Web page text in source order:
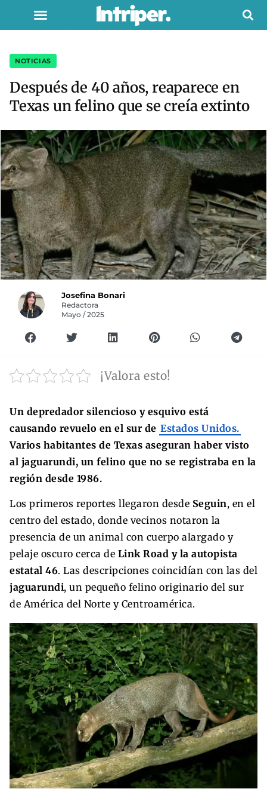
NOTICIAS
Después de 40 años, reaparece en
Texas un felino que se creía extinto
Josefina Bonari
Redactora
Mayo / 2025
¡Valora esto!
Un depredador silencioso y esquivo está
causando revuelo en el sur de Estados Unidos.
Varios habitantes de Texas aseguran haber visto
al jaguarundi, un felino que no se registraba en la
región desde 1986.
Los primeros reportes llegaron desde Seguin, en el
centro del estado, donde vecinos notaron la
presencia de un animal con cuerpo alargado y
pelaje oscuro cerca de Link Road y la autopista
estatal 46. Las descripciones coincidían con las del
jaguarundi, un pequeño felino originario del sur
de América del Norte y Centroamérica.